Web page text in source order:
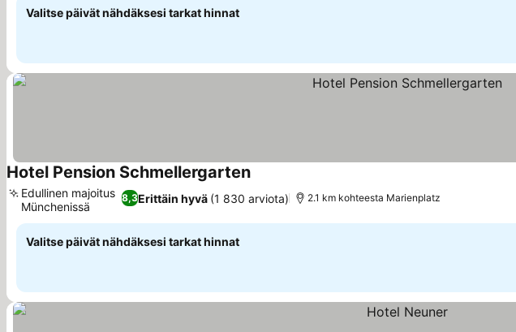
Valitse päivät nähdäksesi tarkat hinnat
Hotel Pension Schmellergarten
8,3Erittäin hyvä (1 830 arviota)
Edullinen majoitus
Münchenissä
2.1 km kohteesta Marienplatz
Valitse päivät nähdäksesi tarkat hinnat